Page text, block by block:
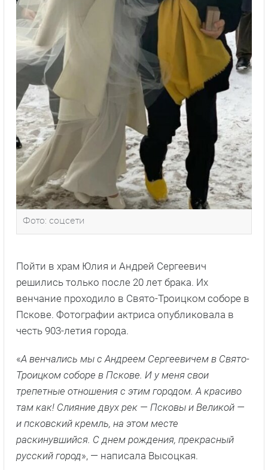
Фото: соцсети
Пойти в храм Юлия и Андрей Сергеевич
решились только после 20 лет брака. Их
венчание проходило в Свято-Троицком соборе в
Пскове. Фотографии актриса опубликовала в
честь 903-летия города.
«А венчались мы с Андреем Сергеевичем в Свято-
Троицком соборе в Пскове. И у меня свои
трепетные отношения с этим городом. А красиво
там как! Слияние двух рек — Псковы и Великой —
и псковский кремль, на этом месте
раскинувшийся. С днем рождения, прекрасный
русский город», — написала Высоцкая.